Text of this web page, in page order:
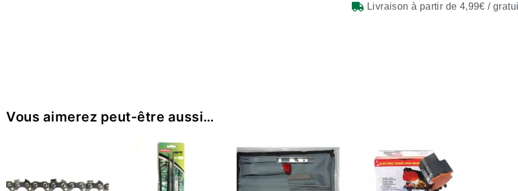
Livraison à partir de 4,99€ /
Vous aimerez peut-être aussi…